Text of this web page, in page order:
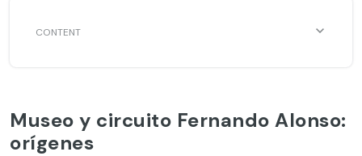
Museo y circuito Fernando Alonso:
orígenes